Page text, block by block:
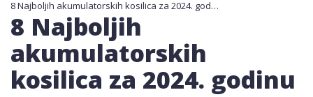
8 Najboljih akumulatorskih kosilica za 2024. godinu
8 Najboljih
akumulatorskih
kosilica za 2024. godinu